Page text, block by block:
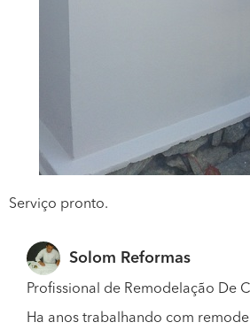
Serviço pronto.
Solom Reformas
Profissional de Remodelação De
Ha anos trabalhando com